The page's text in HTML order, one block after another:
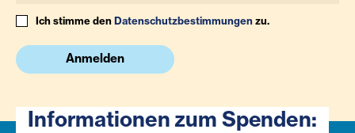
Ich stimme denDatenschutzbestimmungenzu.
Anmelden
Informationen zum Spenden: